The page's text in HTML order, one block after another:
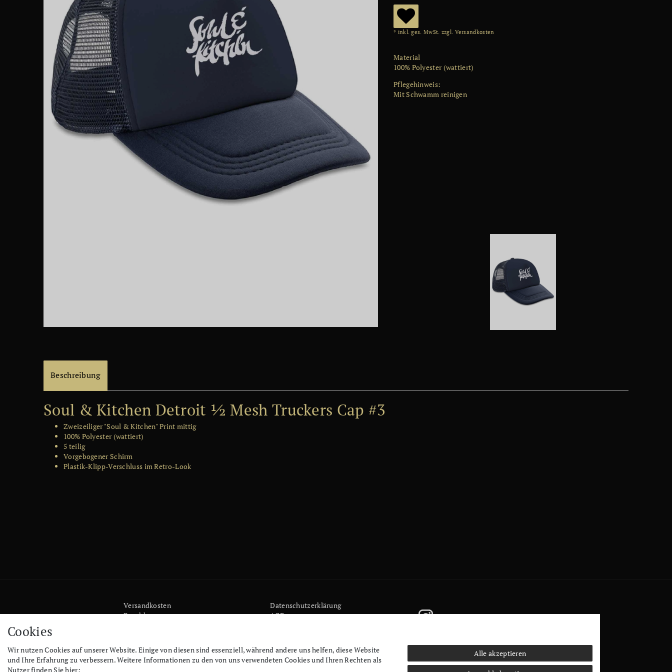
W
u
ns
ch
* inkl. ges. MwSt. zzgl. Versandkosten
Material
100% Polyester (wattiert)
Pflegehinweis:
Mit Schwamm reinigen
Beschreibung
Soul & Kitchen Detroit ½ Mesh Truckers Cap #3
Zweizeiliger "Soul & Kitchen" Print mittig
100% Polyester (wattiert)
5 teilig
Vorgebogener Schirm
Plastik-Klipp-Verschluss im Retro-Look
Versandkosten
Bezahlen
Store
FAQ
Jobs
Daten­schutz­erklärung
AGB
Vertrag widerrufen
Mein Konto (anmelden)
Newsletter
Cookies
Wir nutzen Cookies auf unserer Website. Einige von diesen sind essenziell, während andere uns helfen, diese Website
und Ihre Erfahrung zu verbessern. Weitere Informationen zu den von uns verwendeten Cookies und Ihren Rechten als
Nutzer finden Sie hier:
Alle akzeptieren